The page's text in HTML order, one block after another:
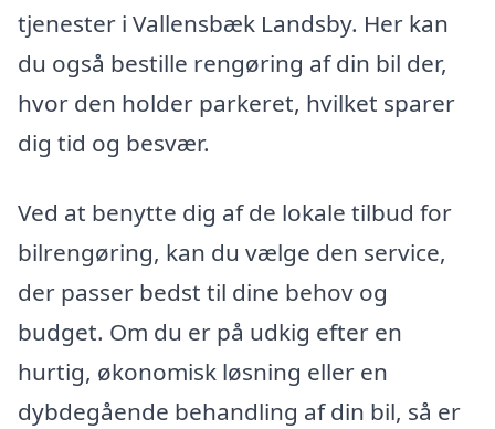
tjenester i Vallensbæk Landsby. Her kan
du også bestille rengøring af din bil der,
hvor den holder parkeret, hvilket sparer
dig tid og besvær.
Ved at benytte dig af de lokale tilbud for
bilrengøring, kan du vælge den service,
der passer bedst til dine behov og
budget. Om du er på udkig efter en
hurtig, økonomisk løsning eller en
dybdegående behandling af din bil, så er